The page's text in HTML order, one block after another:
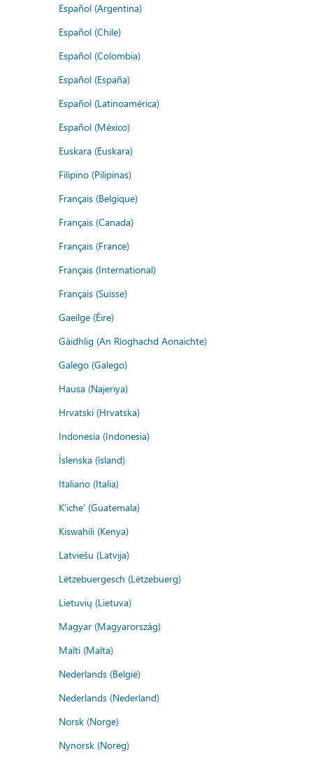
Español (Argentina)
Español (Chile)
Español (Colombia)
Español (España)
Español (Latinoamérica)
Español (México)
Euskara (Euskara)
Filipino (Pilipinas)
Français (Belgique)
Français (Canada)
Français (France)
Français (International)
Français (Suisse)
Gaeilge (Éire)
Gàidhlig (An Rìoghachd Aonaichte)
Galego (Galego)
Hausa (Najeriya)
Hrvatski (Hrvatska)
Indonesia (Indonesia)
Íslenska (ísland)
Italiano (Italia)
K'iche' (Guatemala)
Kiswahili (Kenya)
Latviešu (Latvija)
Lëtzebuergesch (Lëtzebuerg)
Lietuvių (Lietuva)
Magyar (Magyarország)
Malti (Malta)
Nederlands (België)
Nederlands (Nederland)
Norsk (Norge)
Nynorsk (Noreg)